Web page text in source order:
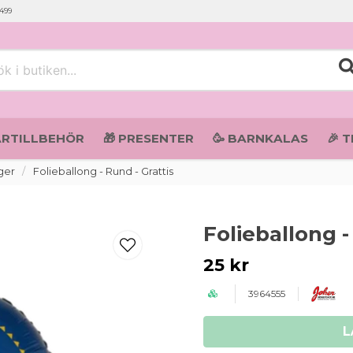
🎁 PRESENTER 🥳 BARNKALAS 🎉
Folieballong - Rund - Grattis
Folieballong
25 kr
3964555